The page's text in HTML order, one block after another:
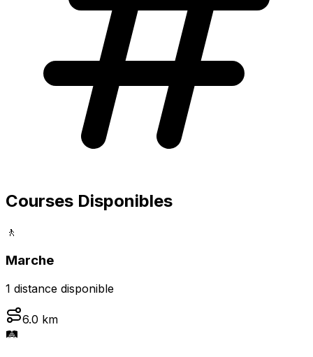
Courses Disponibles
🚶
Marche
1 distance disponible
6.0 km
🛤️